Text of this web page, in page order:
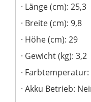
Länge (cm): 25,3
Breite (cm): 9,8
Höhe (cm): 29
Gewicht (kg): 3,2
Farbtemperatur:
Akku Betrieb: